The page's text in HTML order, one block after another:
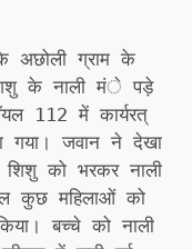
अछोली ग्राम के
के नाली मंे पड़े
112 में कार्यरत्
गया। जवान ने देखा
को भरकर नाली
कुछ महिलाओं को
बच्चे को नाली